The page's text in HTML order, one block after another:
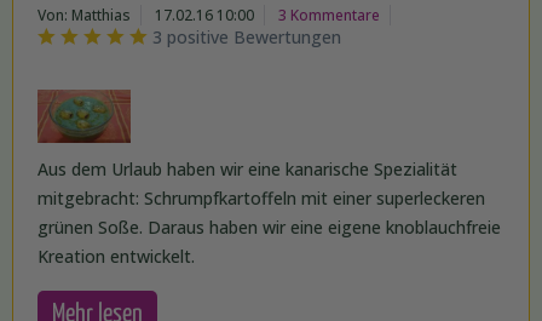
Von: Matthias 17.02.16 10:00 3 Kommentare
3 positive Bewertungen
Aus dem Urlaub haben wir eine kanarische Spezialität
mitgebracht: Schrumpfkartoffeln mit einer superleckeren
grünen Soße. Daraus haben wir eine eigene knoblauchfreie
Kreation entwickelt.
Mehr lesen